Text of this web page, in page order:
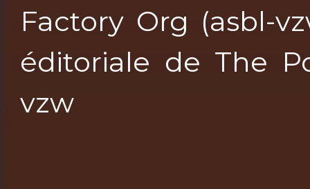
Factory Org (asbl-
éditoriale de The
vzw